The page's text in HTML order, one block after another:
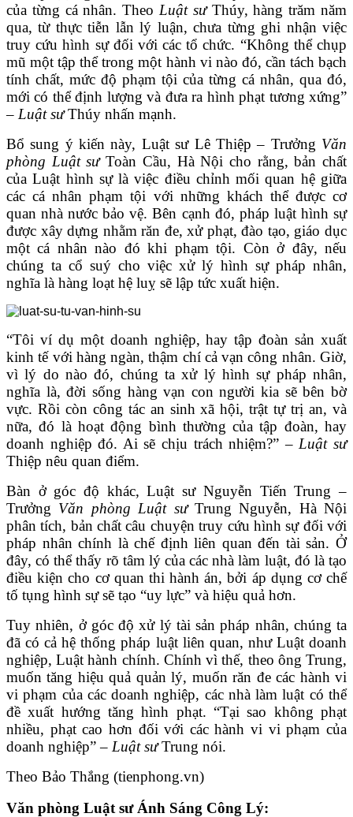
của từng cá nhân. Theo Luật sưThúy, hàng trăm năm
qua, từ thực tiễn lẫn lý luận, chưa từng ghi nhận việc
truy cứu hình sự đối với các tổ chức. “Không thể chụp
mũ một tập thể trong một hành vi nào đó, cần tách bạch
tính chất, mức độ phạm tội của từng cá nhân, qua đó,
mới có thể định lượng và đưa ra hình phạt tương xứng”
– Luật sưThúy nhấn mạnh.
Bổ sung ý kiến này, Luật sư Lê Thiệp – Trưởng Văn
phòng Luật sưToàn Cầu, Hà Nội cho rằng, bản chất
của Luật hình sự là việc điều chỉnh mối quan hệ giữa
các cá nhân phạm tội với những khách thể được cơ
quan nhà nước bảo vệ. Bên cạnh đó, pháp luật hình sự
được xây dựng nhằm răn đe, xử phạt, đào tạo, giáo dục
một cá nhân nào đó khi phạm tội. Còn ở đây, nếu
chúng ta cổ suý cho việc xử lý hình sự pháp nhân,
nghĩa là hàng loạt hệ luỵ sẽ lập tức xuất hiện.
“Tôi ví dụ một doanh nghiệp, hay tập đoàn sản xuất
kinh tế với hàng ngàn, thậm chí cả vạn công nhân. Giờ,
vì lý do nào đó, chúng ta xử lý hình sự pháp nhân,
nghĩa là, đời sống hàng vạn con người kia sẽ bên bờ
vực. Rồi còn công tác an sinh xã hội, trật tự trị an, và
nữa, đó là hoạt động bình thường của tập đoàn, hay
doanh nghiệp đó. Ai sẽ chịu trách nhiệm?” – Luật sư
Thiệp nêu quan điểm.
Bàn ở góc độ khác, Luật sư Nguyễn Tiến Trung –
Trưởng Văn phòng Luật sưTrung Nguyễn, Hà Nội
phân tích, bản chất câu chuyện truy cứu hình sự đối với
pháp nhân chính là chế định liên quan đến tài sản. Ở
đây, có thể thấy rõ tâm lý của các nhà làm luật, đó là tạo
điều kiện cho cơ quan thi hành án, bởi áp dụng cơ chế
tố tụng hình sự sẽ tạo “uy lực” và hiệu quả hơn.
Tuy nhiên, ở góc độ xử lý tài sản pháp nhân, chúng ta
đã có cả hệ thống pháp luật liên quan, như Luật doanh
nghiệp, Luật hành chính. Chính vì thế, theo ông Trung,
muốn tăng hiệu quả quản lý, muốn răn đe các hành vi
vi phạm của các doanh nghiệp, các nhà làm luật có thể
đề xuất hướng tăng hình phạt. “Tại sao không phạt
nhiều, phạt cao hơn đối với các hành vi vi phạm của
doanh nghiệp” – Luật sưTrung nói.
Theo Bảo Thắng (tienphong.vn)
Văn phòng Luật sư Ánh Sáng Công Lý: